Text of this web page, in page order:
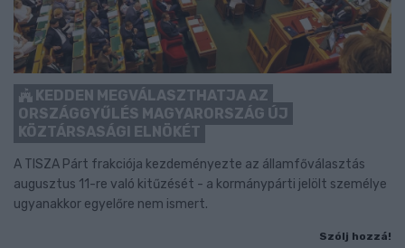
KEDDEN MEGVÁLASZTHATJA AZ
ORSZÁGGYŰLÉS MAGYARORSZÁG ÚJ
KÖZTÁRSASÁGI ELNÖKÉT
A TISZA Párt frakciója kezdeményezte az államfőválasztás
augusztus 11-re való kitűzését - a kormánypárti jelölt személye
ugyanakkor egyelőre nem ismert.
Szólj hozzá!